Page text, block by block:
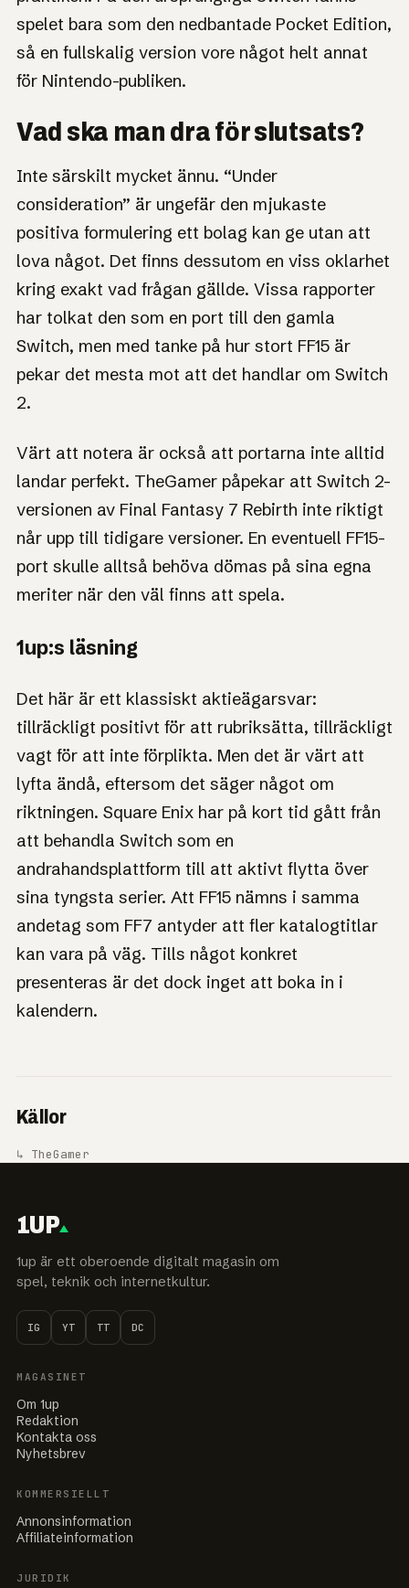
spelet bara som den nedbantade Pocket Edition,
så en fullskalig version vore något helt annat
för Nintendo-publiken.
Vad ska man dra för slutsats?
Inte särskilt mycket ännu. “Under
consideration” är ungefär den mjukaste
positiva formulering ett bolag kan ge utan att
lova något. Det finns dessutom en viss oklarhet
kring exakt vad frågan gällde. Vissa rapporter
har tolkat den som en port till den gamla
Switch, men med tanke på hur stort FF15 är
pekar det mesta mot att det handlar om Switch
2.
Värt att notera är också att portarna inte alltid
landar perfekt. TheGamer påpekar att Switch 2-
versionen av Final Fantasy 7 Rebirth inte riktigt
når upp till tidigare versioner. En eventuell FF15-
port skulle alltså behöva dömas på sina egna
meriter när den väl finns att spela.
1up:s läsning
Det här är ett klassiskt aktieägarsvar:
tillräckligt positivt för att rubriksätta, tillräckligt
vagt för att inte förplikta. Men det är värt att
lyfta ändå, eftersom det säger något om
riktningen. Square Enix har på kort tid gått från
att behandla Switch som en
andrahandsplattform till att aktivt flytta över
sina tyngsta serier. Att FF15 nämns i samma
andetag som FF7 antyder att fler katalogtitlar
kan vara på väg. Tills något konkret
presenteras är det dock inget att boka in i
kalendern.
Källor
↳ TheGamer
1UP
1up är ett oberoende digitalt magasin om
spel, teknik och internetkultur.
IG YT TT DC
MAGASINET
Om 1up
Redaktion
Kontakta oss
Nyhetsbrev
KOMMERSIELLT
Annonsinformation
Affiliateinformation
JURIDIK